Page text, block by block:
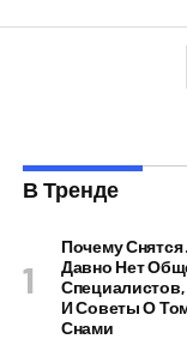
В Тренде
Почему
Давно Нет
И Советы О
Снами